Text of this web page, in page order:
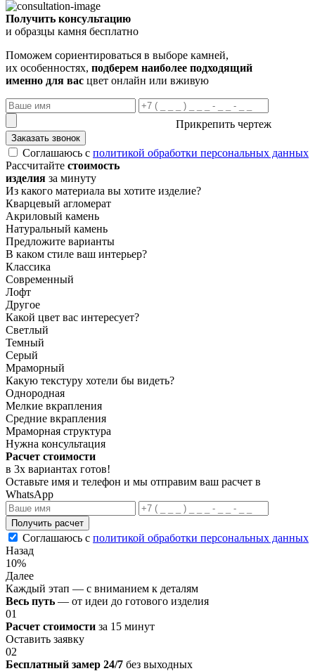
Получить консультацию
и образцы камня бесплатно
Поможем сориентироваться в выборе камней,
их особенностях, подберем наиболее подходящий
именно для вас цвет онлайн или вживую
Прикрепить чертеж
Заказать звонок
Соглашаюсь с политикой обработки персональных данных
Рассчитайте стоимость
изделия за минуту
Из какого материала вы хотите изделие?
Кварцевый агломерат
Акриловый камень
Натуральный камень
Предложите варианты
В каком стиле ваш интерьер?
Классика
Современный
Лофт
Другое
Какой цвет вас интересует?
Светлый
Темный
Серый
Мраморный
Какую текстуру хотели бы видеть?
Однородная
Мелкие вкрапления
Средние вкрапления
Мраморная структура
Нужна консультация
Расчет стоимости
в 3х вариантах готов!
Оставьте имя и телефон и мы отправим ваш расчет в
WhatsApp
Получить расчет
Соглашаюсь с политикой обработки персональных данных
Назад
10%
Далее
Каждый этап — с вниманием к деталям
Весь путь — от идеи до готового изделия
01
Расчет стоимости за 15 минут
Оставить заявку
02
Бесплатный замер 24/7 без выходных